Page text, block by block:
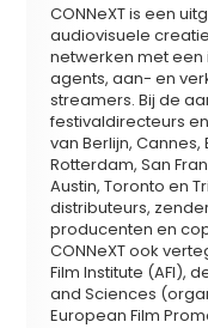
CONNeXT is een
audiovisuele
netwerken met
agents, aan- en
streamers. Bij de
festivaldirecteurs
van Berlijn, Cannes,
Rotterdam, San
Austin, Toronto en
distributeurs,
producenten en
CONNeXT ook
Film Institute (AFI),
and Sciences
European Film